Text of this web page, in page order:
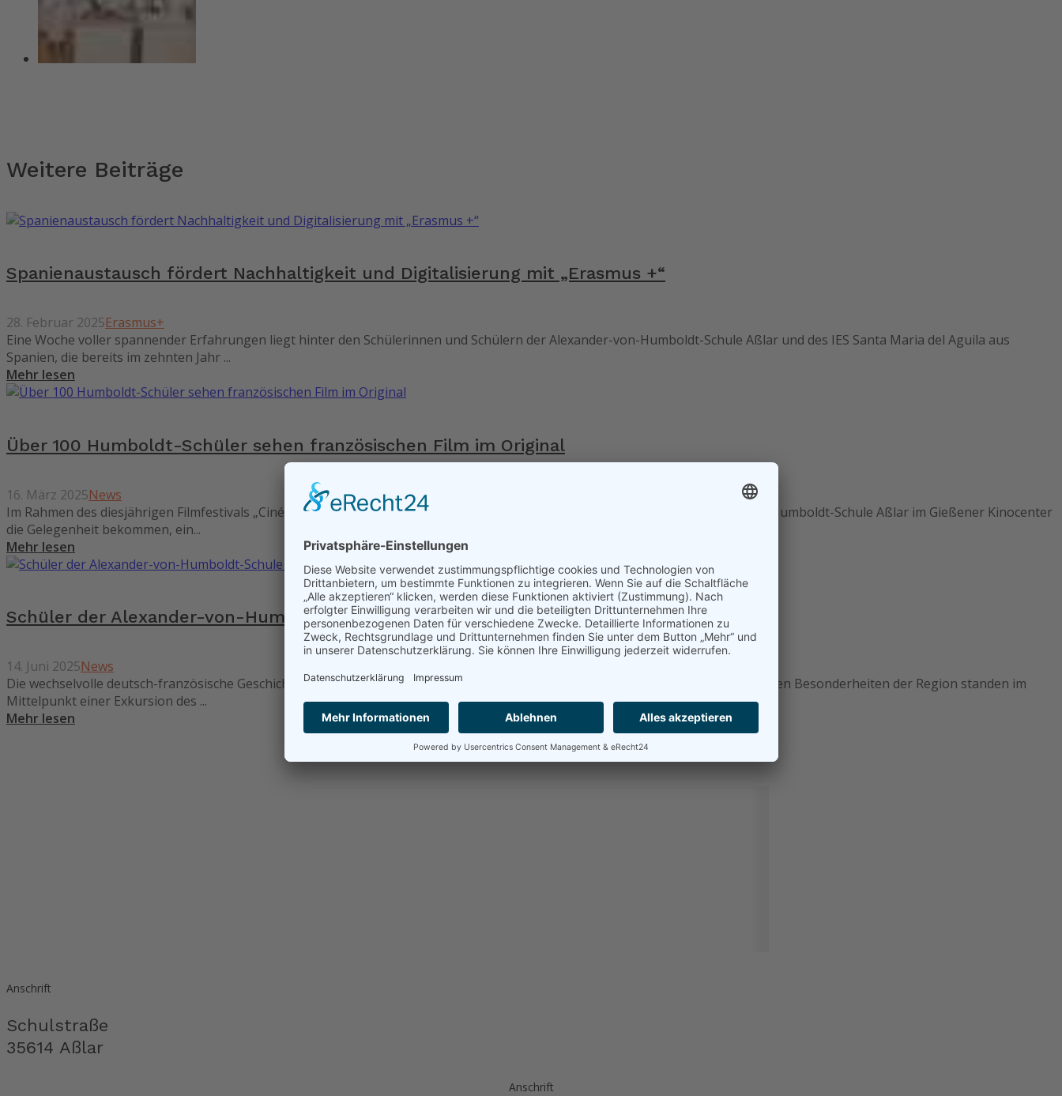
Weitere Beiträge
Spanienaustausch fördert Nachhaltigkeit und Digitalisierung mit „Erasmus +“
28. Februar 2025Erasmus+
Eine Woche voller spannender Erfahrungen liegt hinter den Schülerinnen und Schülern der Alexander-von-Humboldt-Schule Aßlar und des IES Santa Maria del Aguila aus
Spanien, die bereits im zehnten Jahr ...
Mehr lesen
Über 100 Humboldt-Schüler sehen französischen Film im Original
16. März 2025News
Im Rahmen des diesjährigen Filmfestivals „Cinéfête“ haben 106 Schülerinnen und Schüler der Klassen 7 bis 10 der Alexander-von-Humboldt-Schule Aßlar im Gießener Kinocenter
die Gelegenheit bekommen, ein...
Mehr lesen
Schüler der Alexander-von-Humboldt-Schule Aßlar besuchen „Hauptstadt Europas“
14. Juni 2025News
Die wechselvolle deutsch-französische Geschichte am Beispiel einer elsässischen Stadt sowie die landeskundlichen und kulinarischen Besonderheiten der Region standen im
Mittelpunkt einer Exkursion des ...
Mehr lesen
Anschrift
Schulstraße
35614 Aßlar
Anschrift